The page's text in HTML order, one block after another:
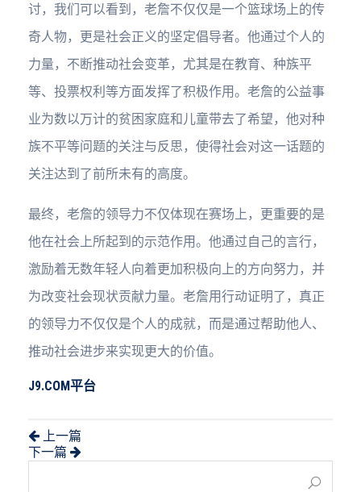
讨，我们可以看到，老詹不仅仅是一个篮球场上的传
奇人物，更是社会正义的坚定倡导者。他通过个人的
力量，不断推动社会变革，尤其是在教育、种族平
等、投票权利等方面发挥了积极作用。老詹的公益事
业为数以万计的贫困家庭和儿童带去了希望，他对种
族不平等问题的关注与反思，使得社会对这一话题的
关注达到了前所未有的高度。
最终，老詹的领导力不仅体现在赛场上，更重要的是
他在社会上所起到的示范作用。他通过自己的言行，
激励着无数年轻人向着更加积极向上的方向努力，并
为改变社会现状贡献力量。老詹用行动证明了，真正
的领导力不仅仅是个人的成就，而是通过帮助他人、
推动社会进步来实现更大的价值。
J9.COM平台
上一篇
下一篇